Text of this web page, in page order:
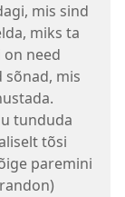
mis sind
miks ta
on need
mis
tunduda
tõsi
paremini